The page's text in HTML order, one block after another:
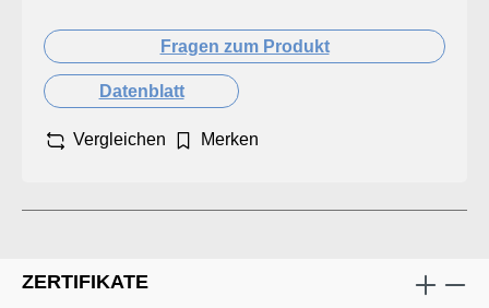
Fragen zum Produkt
Datenblatt
Vergleichen Merken
ZERTIFIKATE